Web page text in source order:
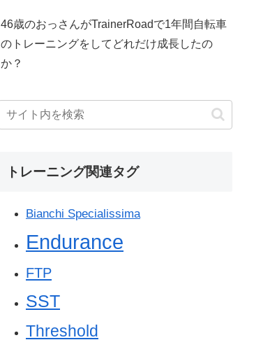
46歳のおっさんがTrainerRoadで1年間自転車
のトレーニングをしてどれだけ成長したの
か？
トレーニング関連タグ
Bianchi Specialissima
Endurance
FTP
SST
Threshold